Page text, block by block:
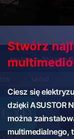
Stwórz
Ciesz się
dzięki ASUSTOR
można
multimedialnego,